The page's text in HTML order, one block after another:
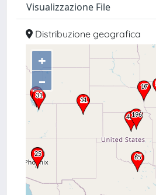
Visualizzazione File
Distribuzione geografica
+
–